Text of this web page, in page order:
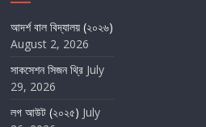
আদর্শ বাল বিদ্যালয় (২০২৬)
August 2, 2026
সাকসেশন সিজন থ্রি July
29, 2026
লগ আউট (২০২৫) July